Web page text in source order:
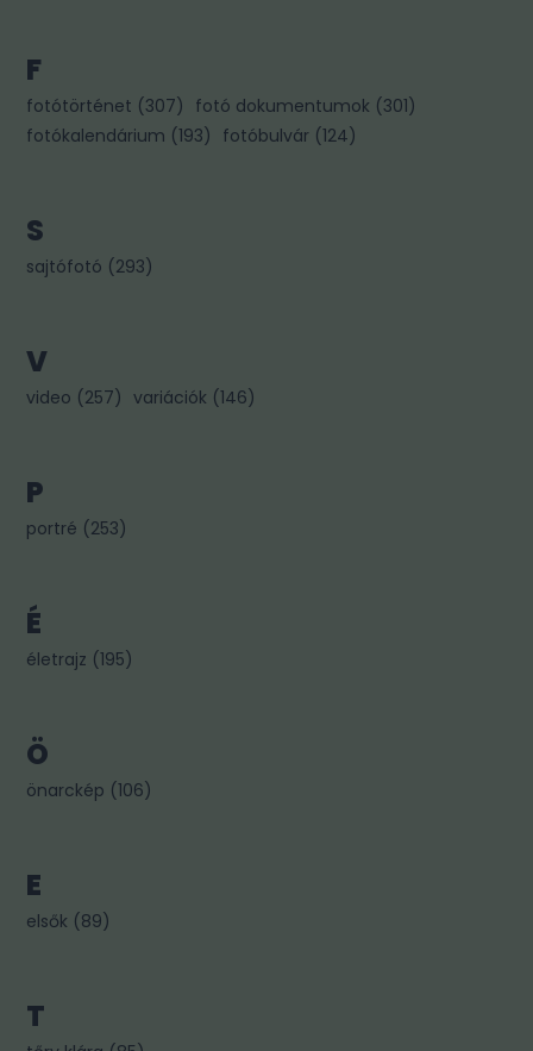
F
fotótörténet (307) fotó dokumentumok (301)
fotókalendárium (193) fotóbulvár (124)
S
sajtófotó (293)
V
video (257) variációk (146)
P
portré (253)
É
életrajz (195)
Ö
önarckép (106)
E
elsők (89)
T